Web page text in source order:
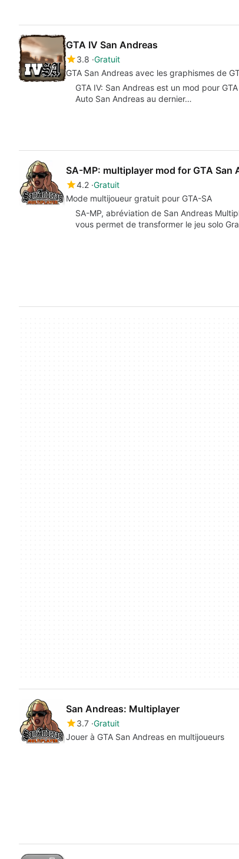
GTA IV San Andreas
3.8 Gratuit
GTA San Andreas avec les graphismes de
GTA IV: San Andreas est un mod pour
Auto San Andreas au dernier…
SA-MP: multiplayer mod for GTA San
4.2 Gratuit
Mode multijoueur gratuit pour GTA-SA
SA-MP, abréviation de San Andreas
vous permet de transformer le jeu solo
San Andreas: Multiplayer
3.7 Gratuit
Jouer à GTA San Andreas en multijoueurs